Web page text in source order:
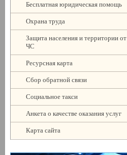
Бесплатная юридическая помощь
Охрана труда
Защита населения и территории от
ЧС
Ресурсная карта
Сбор обратной связи
Социальное такси
Анкета о качестве оказания услуг
Карта сайта